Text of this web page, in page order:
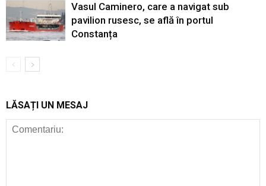
Vasul Caminero, care a navigat sub
pavilion rusesc, se află în portul
Constanța
LĂSAȚI UN MESAJ